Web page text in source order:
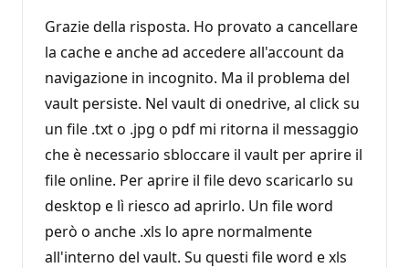
Grazie della risposta. Ho provato a cancellare
la cache e anche ad accedere all'account da
navigazione in incognito. Ma il problema del
vault persiste. Nel vault di onedrive, al click su
un file .txt o .jpg o pdf mi ritorna il messaggio
che è necessario sbloccare il vault per aprire il
file online. Per aprire il file devo scaricarlo su
desktop e lì riesco ad aprirlo. Un file word
però o anche .xls lo apre normalmente
all'interno del vault. Su questi file word e xls